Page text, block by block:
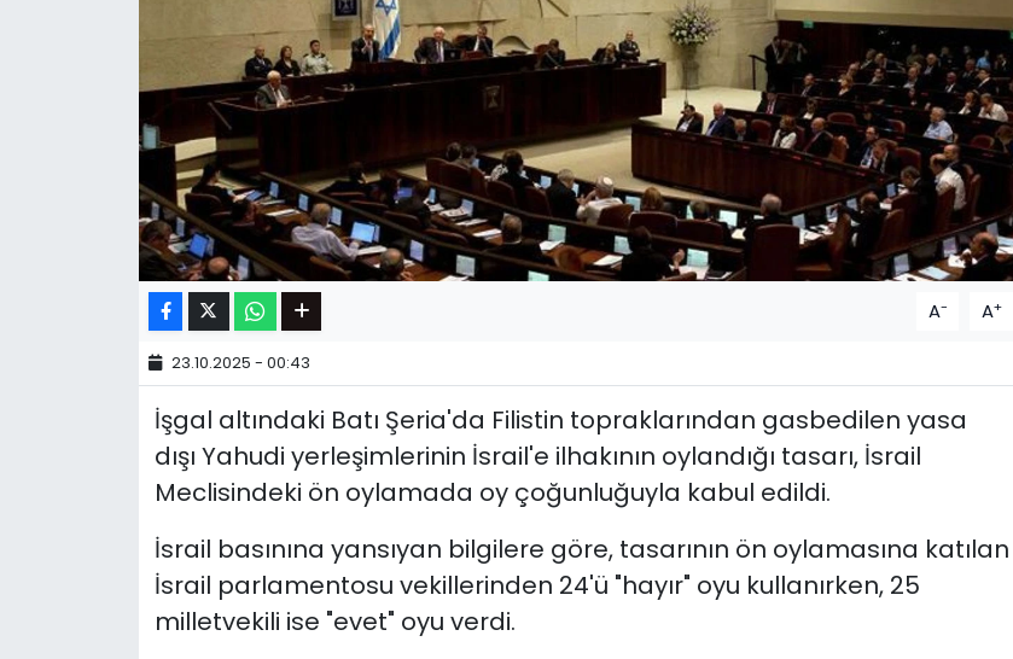
A- A+
23.10.2025 - 00:43
İşgal altındaki Batı Şeria'da Filistin topraklarından gasbedilen yasa
dışı Yahudi yerleşimlerinin İsrail'e ilhakının oylandığı tasarı, İsrail
Meclisindeki ön oylamada oy çoğunluğuyla kabul edildi.
İsrail basınına yansıyan bilgilere göre, tasarının ön oylamasına katılan
İsrail parlamentosu vekillerinden 24'ü "hayır" oyu kullanırken, 25
milletvekili ise "evet" oyu verdi.